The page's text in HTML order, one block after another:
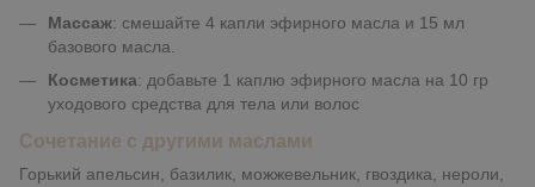
Массаж: смешайте 4 капли эфирного масла и 15 мл
базового масла.
Косметика: добавьте 1 каплю эфирного масла на 10 гр
уходового средства для тела или волос
Сочетание с другими маслами
Горький апельсин, базилик, можжевельник, гвоздика, нероли,